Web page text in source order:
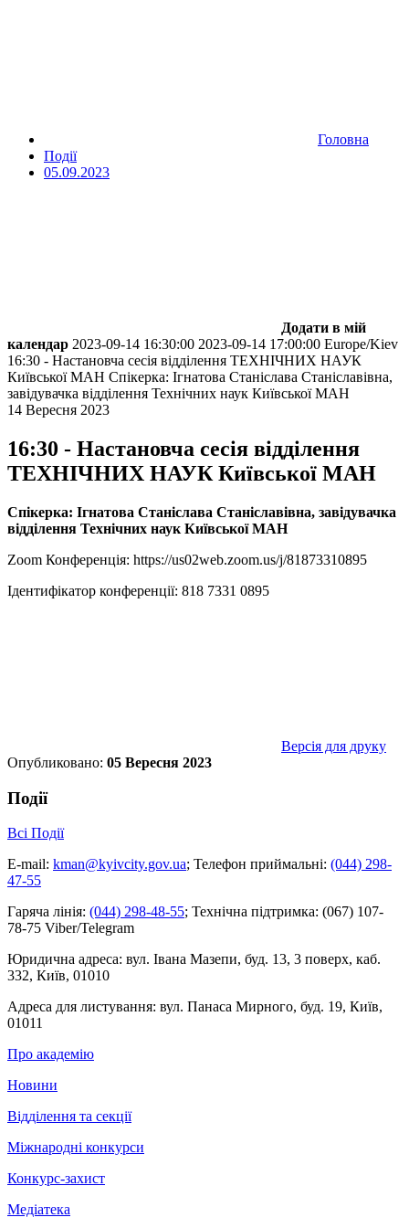
Головна
Події
05.09.2023
Додати в мій
календар 2023-09-14 16:30:00 2023-09-14 17:00:00 Europe/Kiev
16:30 - Настановча сесія відділення ТЕХНІЧНИХ НАУК
Київської МАН Спікерка: Ігнатова Станіслава Станіславівна,
завідувачка відділення Технічних наук Київської МАН
14 Вересня 2023
16:30 - Настановча сесія відділення
ТЕХНІЧНИХ НАУК Київської МАН
Спікерка: Ігнатова Станіслава Станіславівна, завідувачка
відділення Технічних наук Київської МАН
Zoom Конференція: https://us02web.zoom.us/j/81873310895
Ідентифікатор конференції: 818 7331 0895
Версія для друку
Опубликовано: 05 Вересня 2023
Події
Всі Події
E-mail: kman@kyivcity.gov.ua; Телефон приймальні: (044) 298-
47-55
Гаряча лінія: (044) 298-48-55; Технічна підтримка: (067) 107-
78-75 Viber/Telegram
Юридична адреса: вул. Івана Мазепи, буд. 13, 3 поверх, каб.
332, Київ, 01010
Адреса для листування: вул. Панаса Мирного, буд. 19, Київ,
01011
Про академію
Новини
Відділення та секції
Міжнародні конкурси
Конкурс-захист
Медіатека